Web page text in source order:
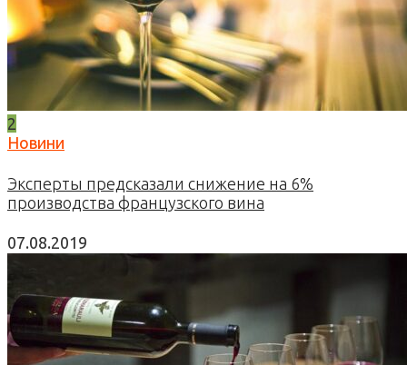
2
Новини
Эксперты предсказали снижение на 6%
производства французского вина
07.08.2019